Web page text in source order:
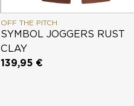
OFF THE PITCH
SYMBOL JOGGERS RUST
CLAY
139,95 €